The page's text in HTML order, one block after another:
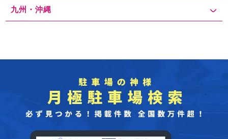
九州・沖縄